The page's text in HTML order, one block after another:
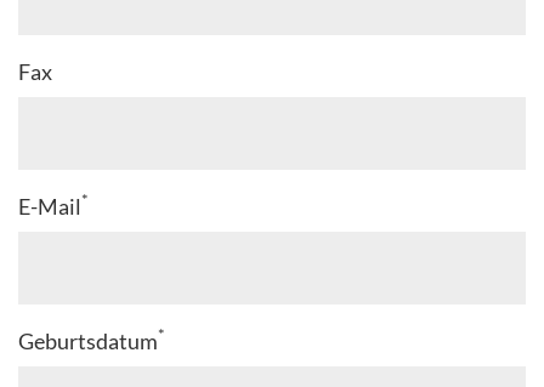
Fax
E-Mail*
Geburtsdatum*